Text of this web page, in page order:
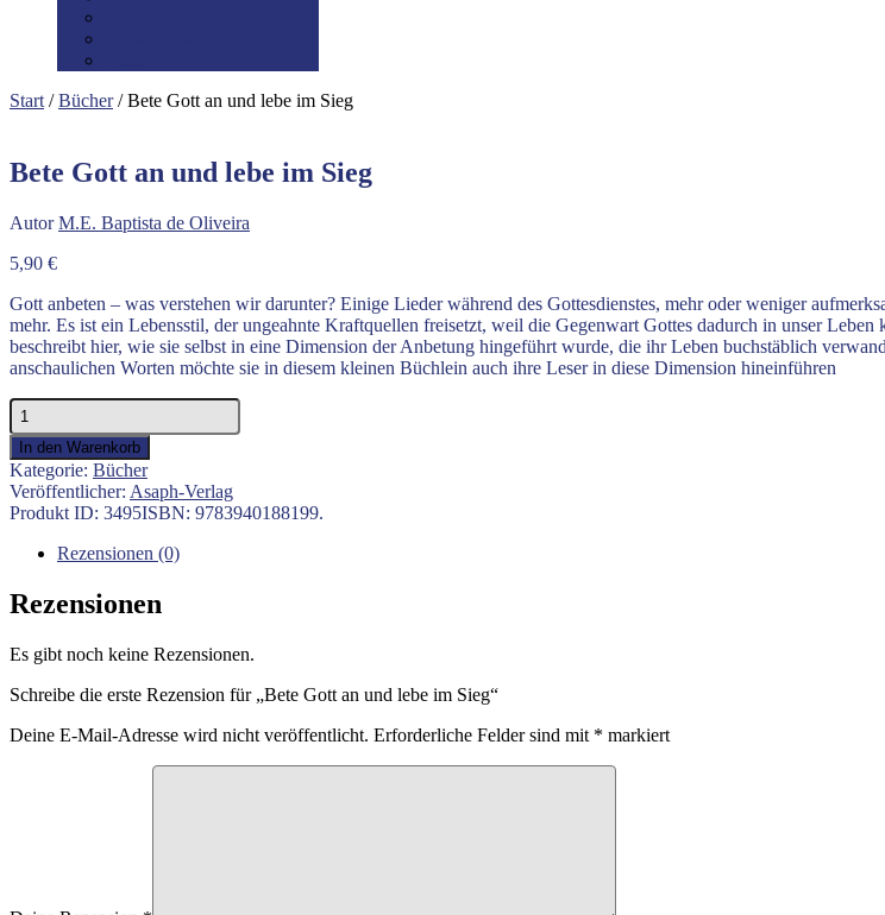
Start /Bücher/ Bete Gott an und lebe im Sieg
Bete Gott an und lebe im Sieg
AutorM.E. Baptista de Oliveira
5,90 €
Gott anbeten – was verstehen wir darunter? Einige Lieder während des Gottesdienstes, mehr oder weniger
mehr. Es ist ein Lebensstil, der ungeahnte Kraftquellen freisetzt, weil die Gegenwart Gottes dadurch in unser
beschreibt hier, wie sie selbst in eine Dimension der Anbetung hingeführt wurde, die ihr Leben buchstäblich
anschaulichen Worten möchte sie in diesem kleinen Büchlein auch ihre Leser in diese Dimension hineinführen
Bete
Gott
an
und
lebe
im
Menge
In den Warenkorb
Kategorie: Bücher
Veröffentlicher: Asaph-Verlag
Produkt ID: 3495ISBN: 9783940188199.
Rezensionen (0)
Rezensionen
Es gibt noch keine Rezensionen.
Schreibe die erste Rezension für „Bete Gott an und lebe im Sieg“
Deine E-Mail-Adresse wird nicht veröffentlicht. Erforderliche Felder sind mit * markiert